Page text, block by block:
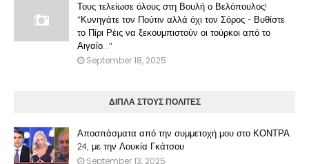
Τους τελείωσε όλους στη Βουλή ο Βελόπουλος!
"Κυνηγάτε τον Πούτιν αλλά όχι τον Σόρος - Βυθίστε
το Πίρι Ρέις να ξεκουμπιστούν οι τούρκοι από το
Αιγαίο..."
September 18, 2025
ΔΙΠΛΑ ΣΤΟΥΣ ΠΟΛΙΤΕΣ
Αποσπάσματα από την συμμετοχή μου στο ΚΟΝΤΡΑ
24, με την Λουκία Γκάτσου
September 13, 2025